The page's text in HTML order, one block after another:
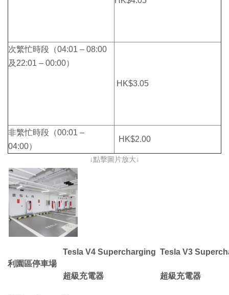
次繁忙時段（04:01 – 08:00
及22:01 – 00:00）
HK$3.05
非繁忙時段（00:01 –
04:00）
HK$2.00
↓點擊圖片放大↓
利園區停車場
Tesla V4 Supercharging
超級充電器
Tesla V3
超級充電器